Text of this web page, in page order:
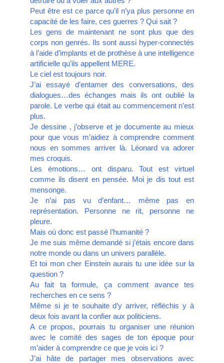
Peut être est ce parce qu’il n’ya plus personne en
capacité de les faire, ces guerres ? Qui sait ?
Les gens de maintenant ne sont plus que des
corps non genrés. Ils sont aussi hyper-connectés
à l’aide d’implants et de prothèse à une intelligence
artificielle qu’ils appellent MERE.
Le ciel est toujours noir.
J’ai essayé d’entamer des conversations, des
dialogues…des échanges mais ils ont oublié la
parole. Le verbe qui était au commencement n’est
plus.
Je dessine , j’observe et je documente au mieux
pour que vous m’aidiez à comprendre comment
nous en sommes arriver là. Léonard va adorer
mes croquis.
Les émotions… ont disparu. Tout est virtuel
comme ils disent en pensée. Moi je dis tout est
mensonge.
Je n’ai pas vu d’enfant… même pas en
représentation. Personne ne rit, personne ne
pleure.
Mais où donc est passé l’humanité ?
Je me suis même demandé si j’étais encore dans
notre monde ou dans un univers parallèle.
Et toi mon cher Einstein aurais tu une idée sur la
question ?
Au fait ta formule, ça comment avance tes
recherches en ce sens ?
Même si je te souhaite d’y arriver, réfléchis y à
deux fois avant la confier aux politiciens.
A ce propos, pourrais tu organiser une réunion
avec le comité des sages de ton époque pour
m’aider à comprendre ce que je vois ici ?
J’ai hâte de partager mes observations avec